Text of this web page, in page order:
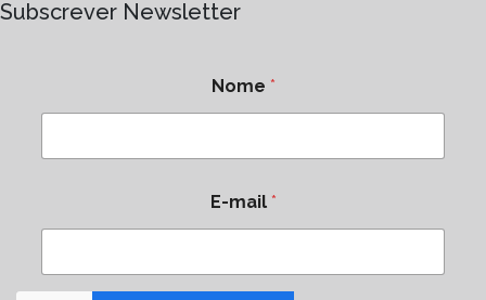
Subscrever Newsletter
Nome *
E-mail *